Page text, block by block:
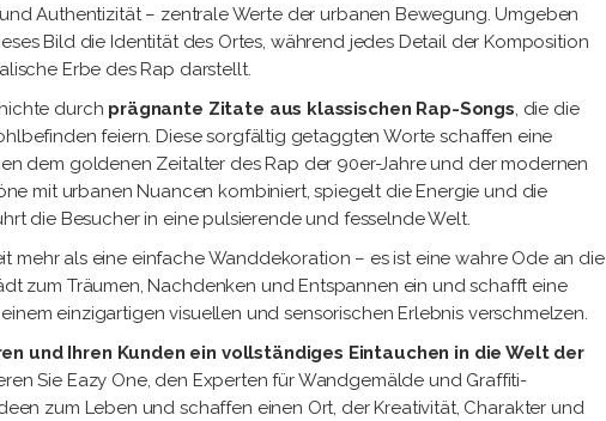
Authentizität – zentrale Werte der urbanen Bewegung. Umgeben
Bild die Identität des Ortes, während jedes Detail der Komposition
Erbe des Rap darstellt.
durch prägnante Zitate aus klassischen Rap-Songs, die die
feiern. Diese sorgfältig getaggten Worte schaffen eine
dem goldenen Zeitalter des Rap der 90er-Jahre und der modernen
mit urbanen Nuancen kombiniert, spiegelt die Energie und die
die Besucher in eine pulsierende und fesselnde Welt.
mehr als eine einfache Wanddekoration – es ist eine wahre Ode an die
zum Träumen, Nachdenken und Entspannen ein und schafft eine
einzigartigen visuellen und sensorischen Erlebnis verschmelzen.
und Ihren Kunden ein vollständiges Eintauchen in die Welt der
Sie Eazy One, den Experten für Wandgemälde und Graffiti-
zum Leben und schaffen einen Ort, der Kreativität, Charakter und